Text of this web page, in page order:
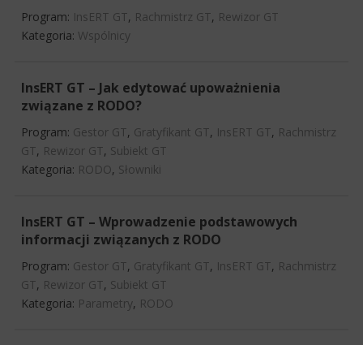
Program: InsERT GT, Rachmistrz GT, Rewizor GT
Kategoria: Wspólnicy
InsERT GT – Jak edytować upoważnienia
związane z RODO?
Program: Gestor GT, Gratyfikant GT, InsERT GT, Rachmistrz
GT, Rewizor GT, Subiekt GT
Kategoria: RODO, Słowniki
InsERT GT – Wprowadzenie podstawowych
informacji związanych z RODO
Program: Gestor GT, Gratyfikant GT, InsERT GT, Rachmistrz
GT, Rewizor GT, Subiekt GT
Kategoria: Parametry, RODO